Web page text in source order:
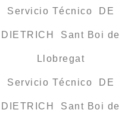
Servicio Técnico DE
DIETRICH Sant Boi de
Llobregat
Servicio Técnico DE
DIETRICH Sant Boi de